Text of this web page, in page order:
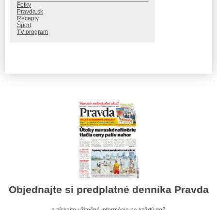
Fotky
Pravda.sk
Recepty
Šport
TV program
Objednajte si predplatné denníka Pravda